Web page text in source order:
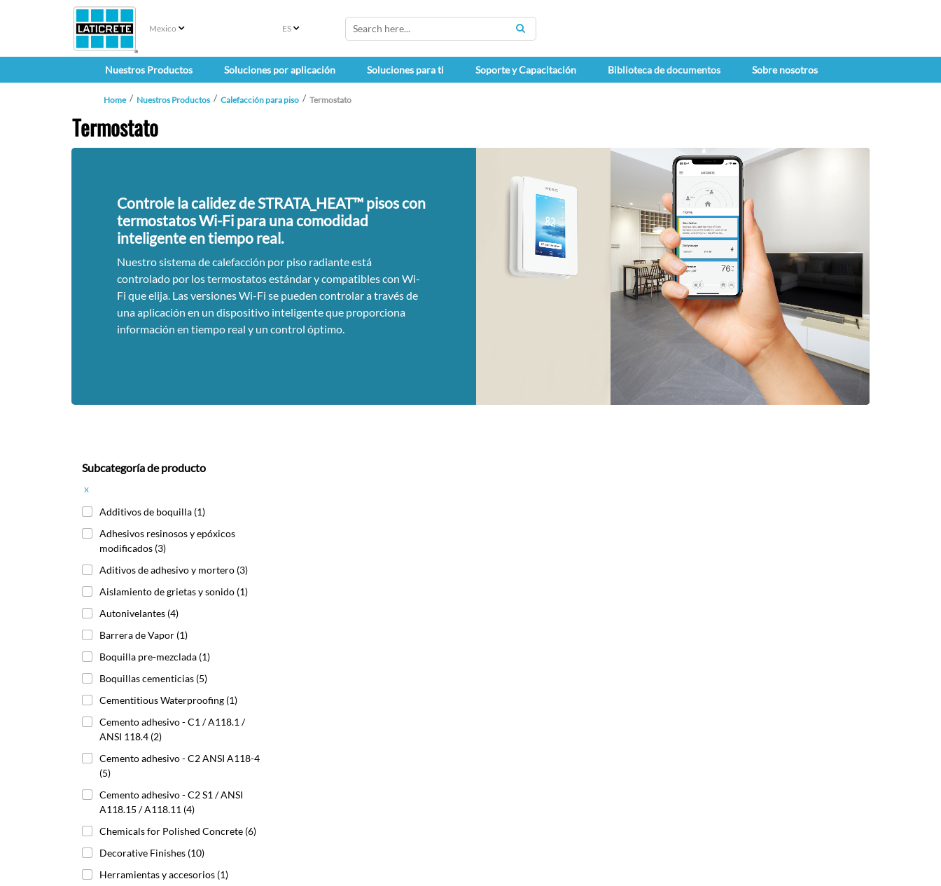
Mexico ES
SEARCH
Nuestros Productos Soluciones por aplicación Soluciones para ti Soporte y Capacitación Biblioteca de documentos Sobre nosotros
Home Nuestros Productos Calefacción para piso Termostato
Termostato
Controle la calidez de STRATA_HEAT™ pisos con
termostatos Wi-Fi para una comodidad
inteligente en tiempo real.
Nuestro sistema de calefacción por piso radiante está
controlado por los termostatos estándar y compatibles con Wi-
Fi que elija. Las versiones Wi-Fi se pueden controlar a través de
una aplicación en un dispositivo inteligente que proporciona
información en tiempo real y un control óptimo.
Subcategoría de producto
x
Additivos de boquilla (1)
Adhesivos resinosos y epóxicos
modificados (3)
Aditivos de adhesivo y mortero (3)
Aislamiento de grietas y sonido (1)
Autonivelantes (4)
Barrera de Vapor (1)
Boquilla pre-mezclada (1)
Boquillas cementicias (5)
Cementitious Waterproofing (1)
Cemento adhesivo - C1 / A118.1 /
ANSI 118.4 (2)
Cemento adhesivo - C2 ANSI A118-4
(5)
Cemento adhesivo - C2 S1 / ANSI
A118.15 / A118.11 (4)
Chemicals for Polished Concrete (6)
Decorative Finishes (10)
Herramientas y accesorios (1)